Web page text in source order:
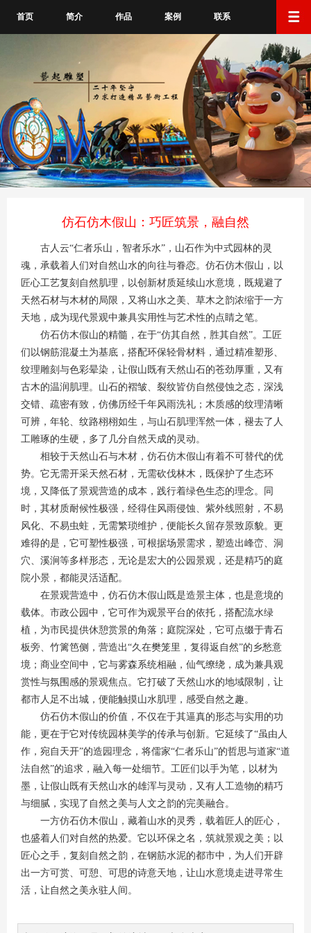
首页 简介 作品 案例 联系
仿石仿木假山：巧匠筑景，融自然
古人云“仁者乐山，智者乐水”，山石作为中式园林的灵
魂，承载着人们对自然山水的向往与眷恋。仿石仿木假山，以
匠心工艺复刻自然肌理，以创新材质延续山水意境，既规避了
天然石材与木材的局限，又将山水之美、草木之韵浓缩于一方
天地，成为现代景观中兼具实用性与艺术性的点睛之笔。
仿石仿木假山的精髓，在于“仿其自然，胜其自然”。工匠
们以钢筋混凝土为基底，搭配环保轻骨材料，通过精准塑形、
纹理雕刻与色彩晕染，让假山既有天然山石的苍劲厚重，又有
古木的温润肌理。山石的褶皱、裂纹皆仿自然侵蚀之态，深浅
交错、疏密有致，仿佛历经千年风雨洗礼；木质感的纹理清晰
可辨，年轮、纹路栩栩如生，与山石肌理浑然一体，褪去了人
工雕琢的生硬，多了几分自然天成的灵动。
相较于天然山石与木材，仿石仿木假山有着不可替代的优
势。它无需开采天然石材，无需砍伐林木，既保护了生态环
境，又降低了景观营造的成本，践行着绿色生态的理念。同
时，其材质耐候性极强，经得住风雨侵蚀、紫外线照射，不易
风化、不易虫蛀，无需繁琐维护，便能长久留存景致原貌。更
难得的是，它可塑性极强，可根据场景需求，塑造出峰峦、洞
穴、溪涧等多样形态，无论是宏大的公园景观，还是精巧的庭
院小景，都能灵活适配。
在景观营造中，仿石仿木假山既是造景主体，也是意境的
载体。市政公园中，它可作为观景平台的依托，搭配流水绿
植，为市民提供休憩赏景的角落；庭院深处，它可点缀于青石
板旁、竹篱笆侧，营造出“久在樊笼里，复得返自然”的乡愁意
境；商业空间中，它与雾森系统相融，仙气缭绕，成为兼具观
赏性与氛围感的景观焦点。它打破了天然山水的地域限制，让
都市人足不出城，便能触摸山水肌理，感受自然之趣。
仿石仿木假山的价值，不仅在于其逼真的形态与实用的功
能，更在于它对传统园林美学的传承与创新。它延续了“虽由人
作，宛自天开”的造园理念，将儒家“仁者乐山”的哲思与道家“道
法自然”的追求，融入每一处细节。工匠们以手为笔，以材为
墨，让假山既有天然山水的雄浑与灵动，又有人工造物的精巧
与细腻，实现了自然之美与人文之韵的完美融合。
一方仿石仿木假山，藏着山水的灵秀，载着匠人的匠心，
也盛着人们对自然的热爱。它以环保之名，筑就景观之美；以
匠心之手，复刻自然之韵，在钢筋水泥的都市中，为人们开辟
出一方可赏、可憩、可思的诗意天地，让山水意境走进寻常生
活，让自然之美永驻人间。